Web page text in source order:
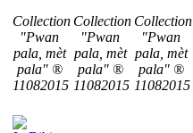
Collection
"Pwan
pala, mèt
pala" ®
11082015
Collection
"Pwan
pala, mèt
pala" ®
11082015
Collection
"Pwan
pala, mèt
pala" ®
11082015